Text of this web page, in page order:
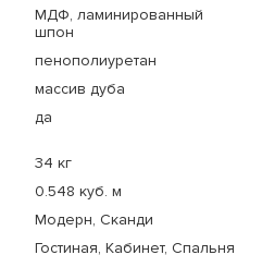
МДФ, ламинированный
шпон
пенополиуретан
массив дуба
да
34 кг
0.548 куб. м
Модерн, Сканди
Гостиная, Кабинет, Спальня